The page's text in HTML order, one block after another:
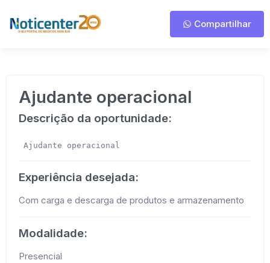
Compartilhar
Ajudante operacional
Descrição da oportunidade:
Ajudante operacional
Experiência desejada:
Com carga e descarga de produtos e armazenamento
Modalidade:
Presencial